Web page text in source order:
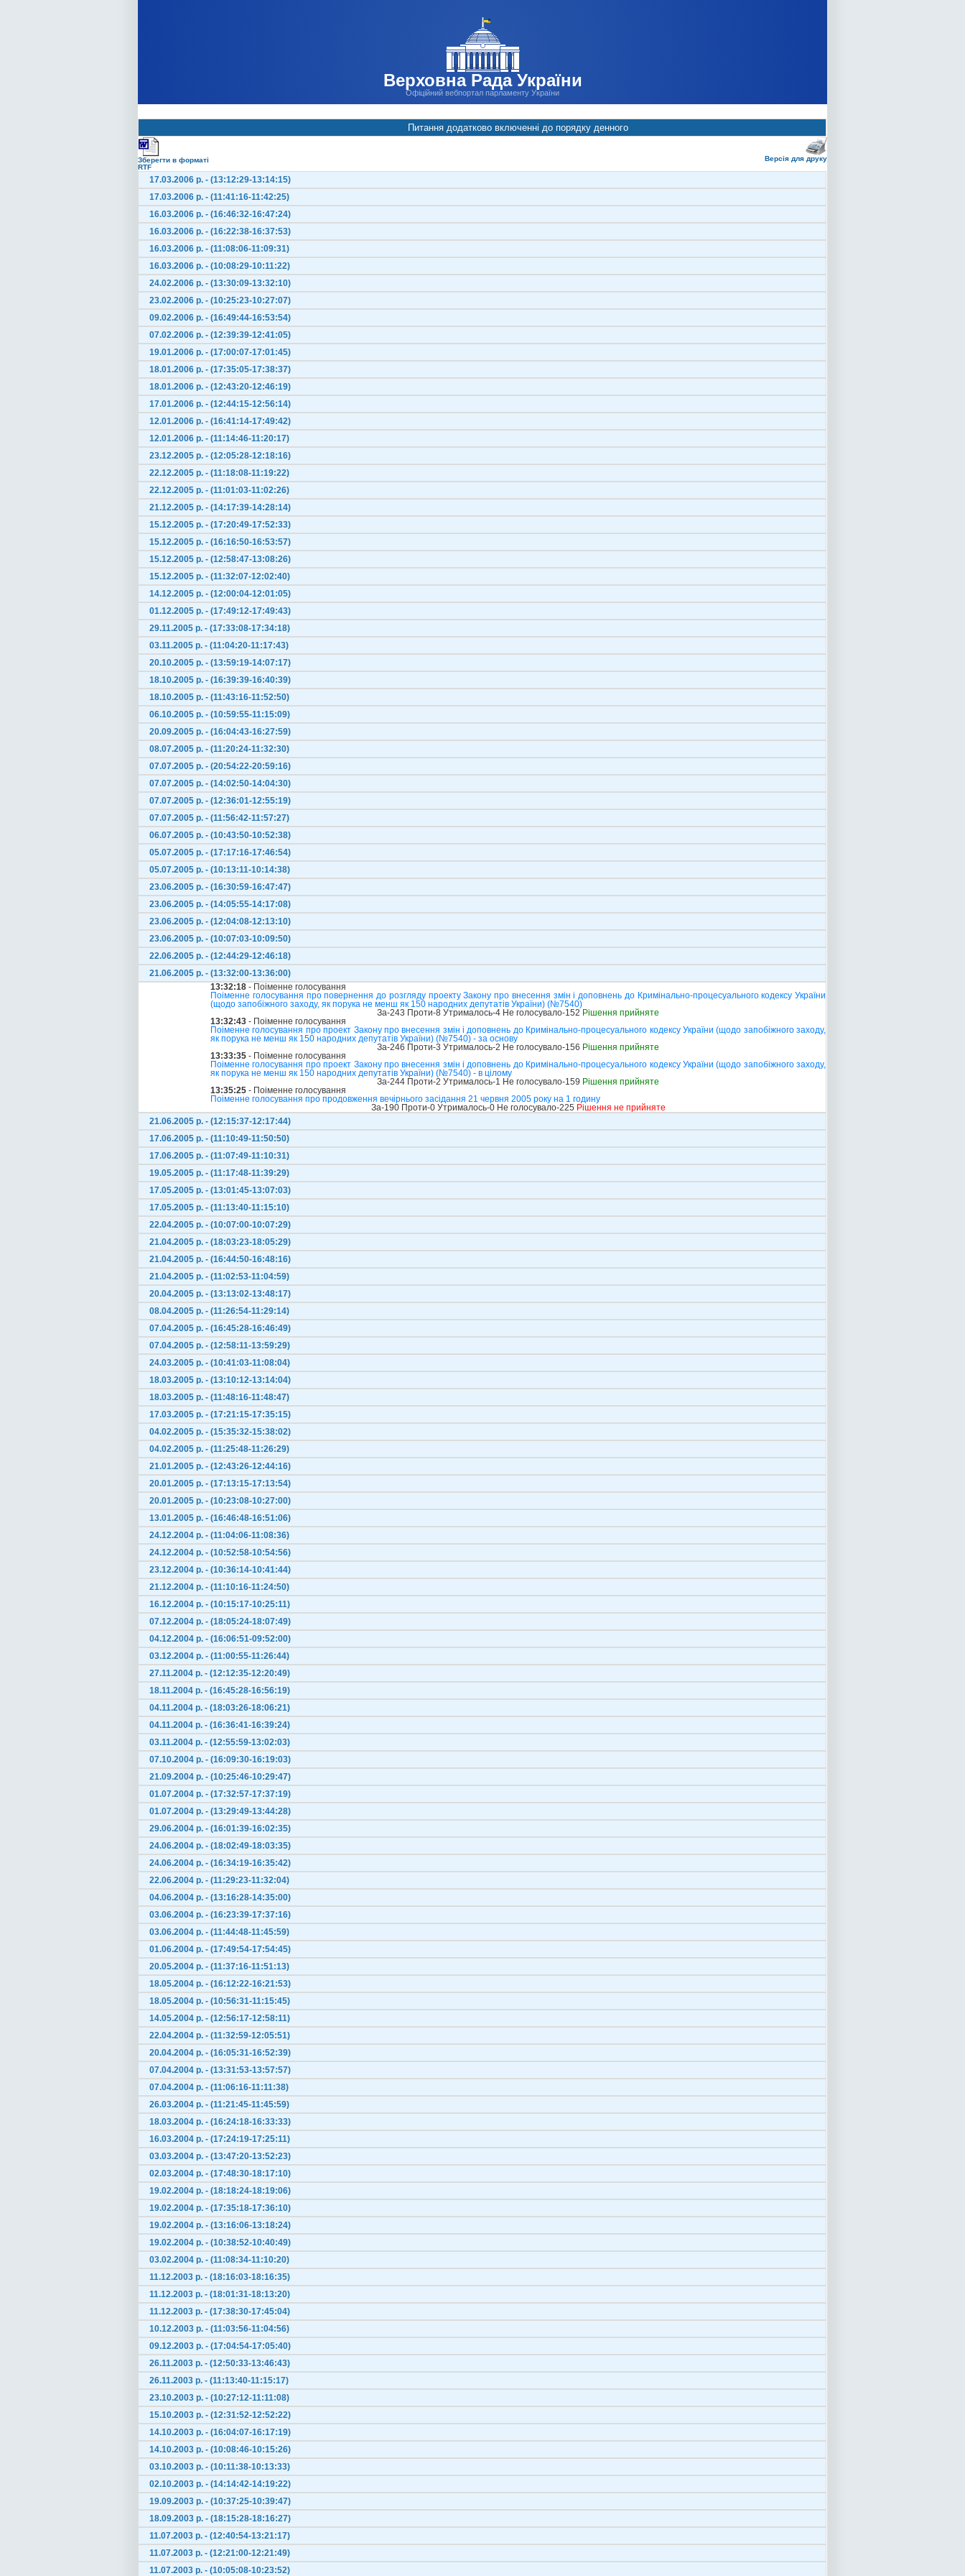
Верховна Рада України
Офіційний вебпортал парламенту України
Питання додатково включенні до порядку денного
Зберегти в форматі
RTF
Версія для друку
17.03.2006 р. - (13:12:29-13:14:15)
17.03.2006 р. - (11:41:16-11:42:25)
16.03.2006 р. - (16:46:32-16:47:24)
16.03.2006 р. - (16:22:38-16:37:53)
16.03.2006 р. - (11:08:06-11:09:31)
16.03.2006 р. - (10:08:29-10:11:22)
24.02.2006 р. - (13:30:09-13:32:10)
23.02.2006 р. - (10:25:23-10:27:07)
09.02.2006 р. - (16:49:44-16:53:54)
07.02.2006 р. - (12:39:39-12:41:05)
19.01.2006 р. - (17:00:07-17:01:45)
18.01.2006 р. - (17:35:05-17:38:37)
18.01.2006 р. - (12:43:20-12:46:19)
17.01.2006 р. - (12:44:15-12:56:14)
12.01.2006 р. - (16:41:14-17:49:42)
12.01.2006 р. - (11:14:46-11:20:17)
23.12.2005 р. - (12:05:28-12:18:16)
22.12.2005 р. - (11:18:08-11:19:22)
22.12.2005 р. - (11:01:03-11:02:26)
21.12.2005 р. - (14:17:39-14:28:14)
15.12.2005 р. - (17:20:49-17:52:33)
15.12.2005 р. - (16:16:50-16:53:57)
15.12.2005 р. - (12:58:47-13:08:26)
15.12.2005 р. - (11:32:07-12:02:40)
14.12.2005 р. - (12:00:04-12:01:05)
01.12.2005 р. - (17:49:12-17:49:43)
29.11.2005 р. - (17:33:08-17:34:18)
03.11.2005 р. - (11:04:20-11:17:43)
20.10.2005 р. - (13:59:19-14:07:17)
18.10.2005 р. - (16:39:39-16:40:39)
18.10.2005 р. - (11:43:16-11:52:50)
06.10.2005 р. - (10:59:55-11:15:09)
20.09.2005 р. - (16:04:43-16:27:59)
08.07.2005 р. - (11:20:24-11:32:30)
07.07.2005 р. - (20:54:22-20:59:16)
07.07.2005 р. - (14:02:50-14:04:30)
07.07.2005 р. - (12:36:01-12:55:19)
07.07.2005 р. - (11:56:42-11:57:27)
06.07.2005 р. - (10:43:50-10:52:38)
05.07.2005 р. - (17:17:16-17:46:54)
05.07.2005 р. - (10:13:11-10:14:38)
23.06.2005 р. - (16:30:59-16:47:47)
23.06.2005 р. - (14:05:55-14:17:08)
23.06.2005 р. - (12:04:08-12:13:10)
23.06.2005 р. - (10:07:03-10:09:50)
22.06.2005 р. - (12:44:29-12:46:18)
21.06.2005 р. - (13:32:00-13:36:00)
13:32:18 - Поіменне голосування
Поіменне голосування про повернення до розгляду проекту Закону про внесення змін і доповнень до Кримінально-процесуального кодексу України
(щодо запобіжного заходу, як порука не менш як 150 народних депутатів України) (№7540)
За-243 Проти-8 Утрималось-4 Не голосувало-152 Рішення прийняте
13:32:43 - Поіменне голосування
Поіменне голосування про проект Закону про внесення змін і доповнень до Кримінально-процесуального кодексу України (щодо запобіжного заходу,
як порука не менш як 150 народних депутатів України) (№7540) - за основу
За-246 Проти-3 Утрималось-2 Не голосувало-156 Рішення прийняте
13:33:35 - Поіменне голосування
Поіменне голосування про проект Закону про внесення змін і доповнень до Кримінально-процесуального кодексу України (щодо запобіжного заходу,
як порука не менш як 150 народних депутатів України) (№7540) - в цілому
За-244 Проти-2 Утрималось-1 Не голосувало-159 Рішення прийняте
13:35:25 - Поіменне голосування
Поіменне голосування про продовження вечірнього засідання 21 червня 2005 року на 1 годину
За-190 Проти-0 Утрималось-0 Не голосувало-225 Рішення не прийняте
21.06.2005 р. - (12:15:37-12:17:44)
17.06.2005 р. - (11:10:49-11:50:50)
17.06.2005 р. - (11:07:49-11:10:31)
19.05.2005 р. - (11:17:48-11:39:29)
17.05.2005 р. - (13:01:45-13:07:03)
17.05.2005 р. - (11:13:40-11:15:10)
22.04.2005 р. - (10:07:00-10:07:29)
21.04.2005 р. - (18:03:23-18:05:29)
21.04.2005 р. - (16:44:50-16:48:16)
21.04.2005 р. - (11:02:53-11:04:59)
20.04.2005 р. - (13:13:02-13:48:17)
08.04.2005 р. - (11:26:54-11:29:14)
07.04.2005 р. - (16:45:28-16:46:49)
07.04.2005 р. - (12:58:11-13:59:29)
24.03.2005 р. - (10:41:03-11:08:04)
18.03.2005 р. - (13:10:12-13:14:04)
18.03.2005 р. - (11:48:16-11:48:47)
17.03.2005 р. - (17:21:15-17:35:15)
04.02.2005 р. - (15:35:32-15:38:02)
04.02.2005 р. - (11:25:48-11:26:29)
21.01.2005 р. - (12:43:26-12:44:16)
20.01.2005 р. - (17:13:15-17:13:54)
20.01.2005 р. - (10:23:08-10:27:00)
13.01.2005 р. - (16:46:48-16:51:06)
24.12.2004 р. - (11:04:06-11:08:36)
24.12.2004 р. - (10:52:58-10:54:56)
23.12.2004 р. - (10:36:14-10:41:44)
21.12.2004 р. - (11:10:16-11:24:50)
16.12.2004 р. - (10:15:17-10:25:11)
07.12.2004 р. - (18:05:24-18:07:49)
04.12.2004 р. - (16:06:51-09:52:00)
03.12.2004 р. - (11:00:55-11:26:44)
27.11.2004 р. - (12:12:35-12:20:49)
18.11.2004 р. - (16:45:28-16:56:19)
04.11.2004 р. - (18:03:26-18:06:21)
04.11.2004 р. - (16:36:41-16:39:24)
03.11.2004 р. - (12:55:59-13:02:03)
07.10.2004 р. - (16:09:30-16:19:03)
21.09.2004 р. - (10:25:46-10:29:47)
01.07.2004 р. - (17:32:57-17:37:19)
01.07.2004 р. - (13:29:49-13:44:28)
29.06.2004 р. - (16:01:39-16:02:35)
24.06.2004 р. - (18:02:49-18:03:35)
24.06.2004 р. - (16:34:19-16:35:42)
22.06.2004 р. - (11:29:23-11:32:04)
04.06.2004 р. - (13:16:28-14:35:00)
03.06.2004 р. - (16:23:39-17:37:16)
03.06.2004 р. - (11:44:48-11:45:59)
01.06.2004 р. - (17:49:54-17:54:45)
20.05.2004 р. - (11:37:16-11:51:13)
18.05.2004 р. - (16:12:22-16:21:53)
18.05.2004 р. - (10:56:31-11:15:45)
14.05.2004 р. - (12:56:17-12:58:11)
22.04.2004 р. - (11:32:59-12:05:51)
20.04.2004 р. - (16:05:31-16:52:39)
07.04.2004 р. - (13:31:53-13:57:57)
07.04.2004 р. - (11:06:16-11:11:38)
26.03.2004 р. - (11:21:45-11:45:59)
18.03.2004 р. - (16:24:18-16:33:33)
16.03.2004 р. - (17:24:19-17:25:11)
03.03.2004 р. - (13:47:20-13:52:23)
02.03.2004 р. - (17:48:30-18:17:10)
19.02.2004 р. - (18:18:24-18:19:06)
19.02.2004 р. - (17:35:18-17:36:10)
19.02.2004 р. - (13:16:06-13:18:24)
19.02.2004 р. - (10:38:52-10:40:49)
03.02.2004 р. - (11:08:34-11:10:20)
11.12.2003 р. - (18:16:03-18:16:35)
11.12.2003 р. - (18:01:31-18:13:20)
11.12.2003 р. - (17:38:30-17:45:04)
10.12.2003 р. - (11:03:56-11:04:56)
09.12.2003 р. - (17:04:54-17:05:40)
26.11.2003 р. - (12:50:33-13:46:43)
26.11.2003 р. - (11:13:40-11:15:17)
23.10.2003 р. - (10:27:12-11:11:08)
15.10.2003 р. - (12:31:52-12:52:22)
14.10.2003 р. - (16:04:07-16:17:19)
14.10.2003 р. - (10:08:46-10:15:26)
03.10.2003 р. - (10:11:38-10:13:33)
02.10.2003 р. - (14:14:42-14:19:22)
19.09.2003 р. - (10:37:25-10:39:47)
18.09.2003 р. - (18:15:28-18:16:27)
11.07.2003 р. - (12:40:54-13:21:17)
11.07.2003 р. - (12:21:00-12:21:49)
11.07.2003 р. - (10:05:08-10:23:52)